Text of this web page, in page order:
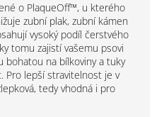
o PlaqueOff™, u kterého
zubní plak, zubní kámen
vysoký podíl čerstvého
tomu zajistí vašemu psovi
bohatou na bílkoviny a tuky
Pro lepší stravitelnost je v
tedy vhodná i pro